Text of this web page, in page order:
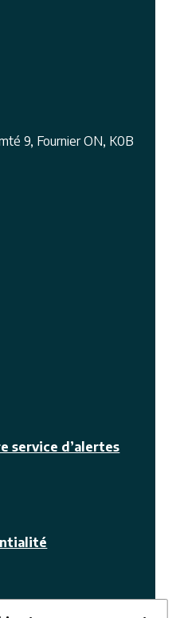
9, Fournier ON, K0B
service d’alertes